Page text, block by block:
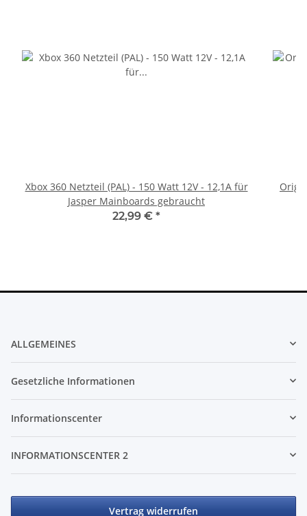
Xbox 360 Netzteil (PAL) - 150 Watt 12V - 12,1A für
Jasper Mainboards gebraucht
22,99 € *
ALLGEMEINES
Gesetzliche Informationen
Informationscenter
INFORMATIONSCENTER 2
Vertrag widerrufen